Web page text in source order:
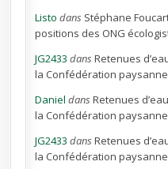
Listo dans Stéphane
positions des ONG
JG2433 dansRetenues
la Confédération
Daniel dansRetenues
la Confédération
JG2433 dansRetenues
la Confédération